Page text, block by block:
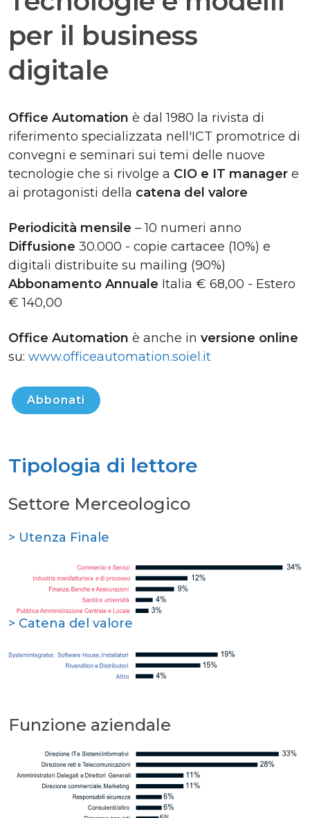
per il business
digitale
Office Automation è dal 1980 la rivista di
riferimento specializzata nell'ICT promotrice di
convegni e seminari sui temi delle nuove
tecnologie che si rivolge a CIO e IT manager e
ai protagonisti della catena del valore
Periodicità mensile – 10 numeri anno
Diffusione 30.000 - copie cartacee (10%) e
digitali distribuite su mailing (90%)
Abbonamento Annuale Italia € 68,00 - Estero
€ 140,00
Office Automation è anche in versione online
su: www.officeautomation.soiel.it
Abbonati
Tipologia di lettore
Settore Merceologico
> Utenza Finale
> Catena del valore
Funzione aziendale